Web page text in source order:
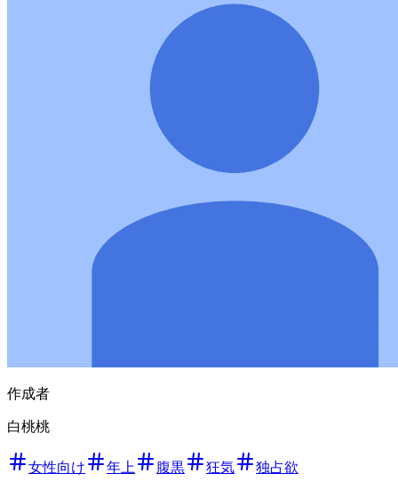
作成者
白桃桃
女性向け 年上 腹黒 狂気 独占欲